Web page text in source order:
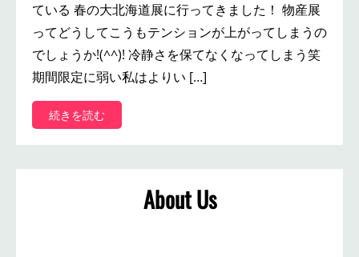
ている 春の大北海道展に行ってきました！ 物産展
ってどうしてこうもテンションが上がってしまうの
でしょうか!(^^)! 冷静さを保てなくなってしまう笑
期間限定に弱い私はよりい […]
続きを読む:
春
の
About Us